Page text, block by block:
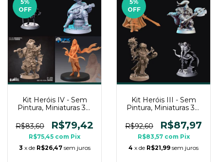
5%
OFF
Kit Heróis IV - Sem
Pintura, Miniaturas 3D
Mesa
R$83,60 R$79,42
R$75,45 com Pix
3 x de R$26,47 sem juros
5%
OFF
Kit Heróis III - Sem
Pintura, Miniaturas 3D
Mesa
R$92,60 R$87,97
R$83,57 com Pix
4 x de R$21,99 sem juros